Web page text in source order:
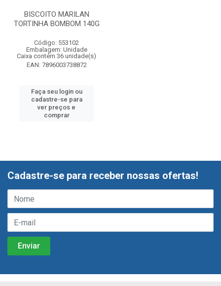
BISCOITO MARILAN
TORTINHA BOMBOM 140G
Código: 553102
Embalagem: Unidade
Caixa contém 36 unidade(s)
EAN: 7896003738872
Faça seu login ou
cadastre-se para
ver preços e
comprar
Cadastre-se para receber nossas ofertas!